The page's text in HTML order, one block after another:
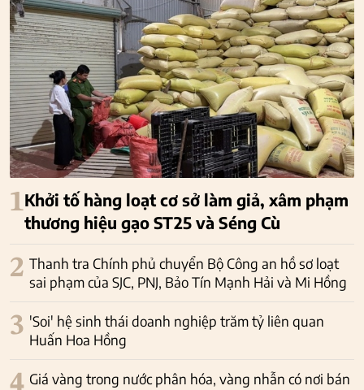
1Khởi tố hàng loạt cơ sở làm giả, xâm phạm
thương hiệu gạo ST25 và Séng Cù
2 Thanh tra Chính phủ chuyển Bộ Công an hồ sơ loạt
sai phạm của SJC, PNJ, Bảo Tín Mạnh Hải và Mi Hồng
3 'Soi' hệ sinh thái doanh nghiệp trăm tỷ liên quan
Huấn Hoa Hồng
Giá vàng trong nước phân hóa, vàng nhẫn có nơi bán